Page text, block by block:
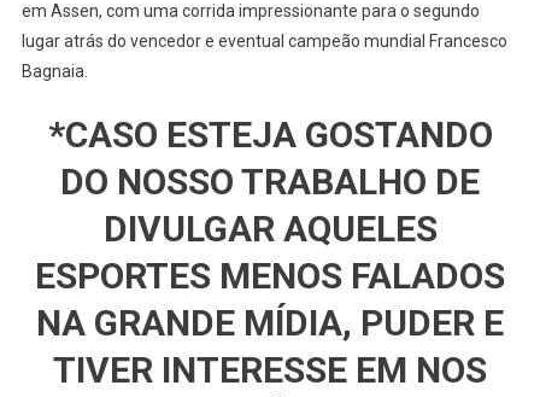
em Assen, com uma corrida impressionante para o segundo
lugar atrás do vencedor e eventual campeão mundial Francesco
Bagnaia.
*CASO ESTEJA GOSTANDO
DO NOSSO TRABALHO DE
DIVULGAR AQUELES
ESPORTES MENOS FALADOS
NA GRANDE MÍDIA, PUDER E
TIVER INTERESSE EM NOS